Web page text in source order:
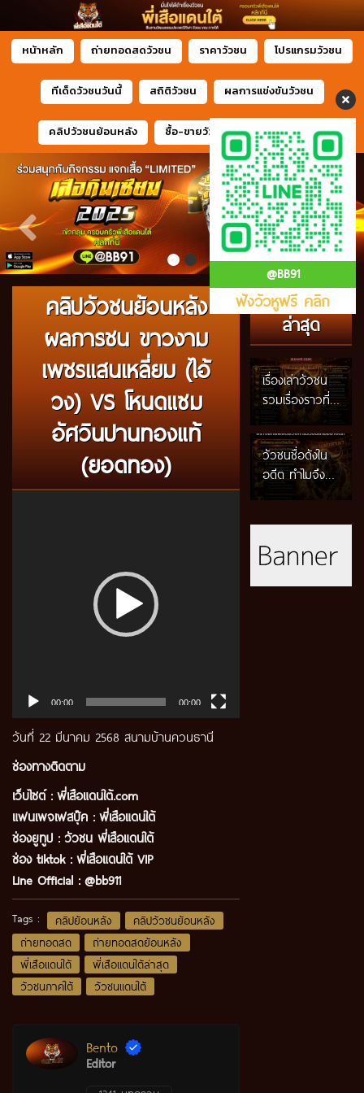
@BB91
ฟังวัวหูฟรี คลิก
หน้าหลัก ถ่ายทอดสดวัวชน ราคาวัวชน โปรแกรมวัวชน
ทีเด็ดวัวชนวันนี้ สถิติวัวชน ผลการแข่งขันวัวชน
คลิปวัวชนย้อนหลัง ซื้อ-ขายวัวชน ข่าวสารวัวชน
คลิปวัวชนย้อนหลัง
ผลการชน ขาวงาม
เพชรแสนเหลี่ยม (ไอ้
วง) VS โหนดแซม
อัศวินปานทองแท้
(ยอดทอง)
00:00 00:00
วันที่ 22 มีนาคม 2568 สนามบ้านควนธานี
ช่องทางติดตาม
เว็บไซต์ : พี่เสือแดนใต้.com
แฟนเพจเฟสบุ๊ค : พี่เสือแดนใต้
ช่องยูทูป : วัวชน พี่เสือแดนใต้
ช่อง tiktok : พี่เสือแดนใต้ VIP
Line Official : @bb911
Tags : คลิปย้อนหลัง
คลิปวัวชนย้อนหลัง
ถ่ายทอดสด
ถ่ายทอดสดย้อนหลัง
พี่เสือแดนใต้
พี่เสือแดนใต้ล่าสุด
วัวชนภาคใต้
วัวชนแดนใต้
Bento
Editor
อัพเดท
ล่าสุด
เรื่องเล่าวัวชน
รวมเรื่องราวที่
ประวัติศาสตร์
และวิถีชีวิตของ
คนภาคใต้
อัปเดตปี 2026
วัวชนชื่อดังใน
อดีต ทำไมจึงยัง
ถูกกล่าวถึงใน
อัปเดตปี 2026
กติกาวัวชนสมัย
ก่อน วิถีการ
แข่งขันดั้งเดิมที่
สืบทอดผ่าน
ถิ่น อัปเดตปี